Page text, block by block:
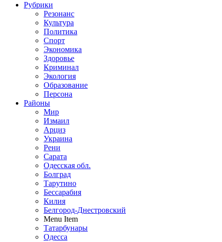
Рубрики
Резонанс
Культура
Политика
Спорт
Экономика
Здоровье
Криминал
Экология
Образование
Персона
Районы
Мир
Измаил
Арциз
Украина
Рени
Сарата
Одесская обл.
Болград
Тарутино
Бессарабия
Килия
Белгород-Днестровский
Menu Item
Татарбунары
Одесса